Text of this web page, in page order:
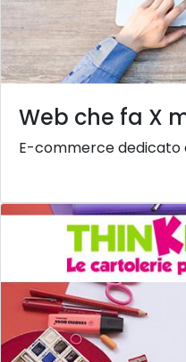
Web che fa X
E-commerce dedicato